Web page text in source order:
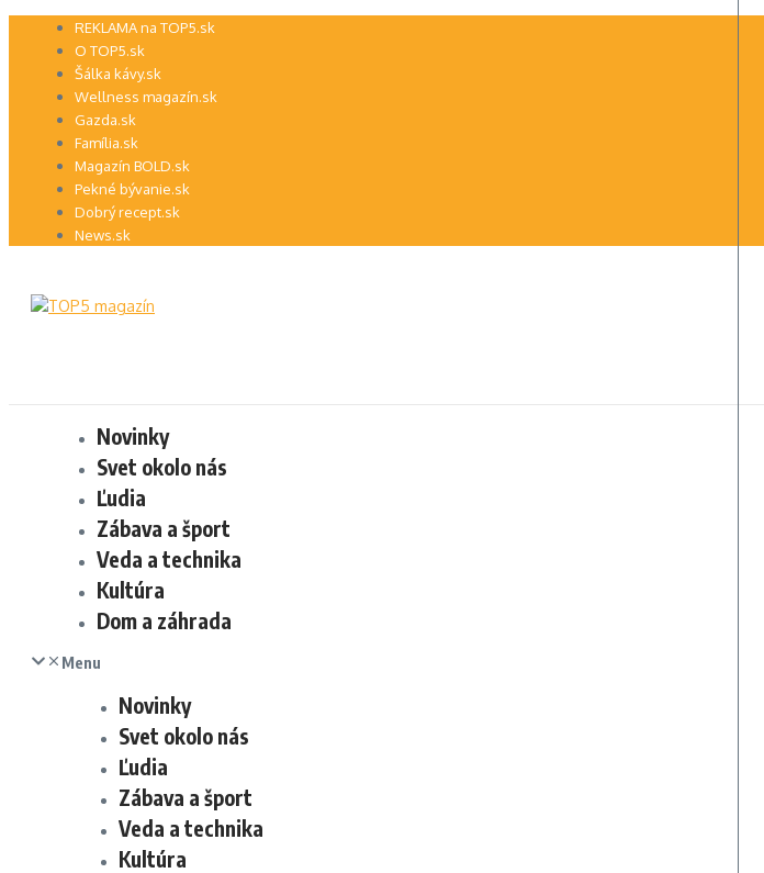
Preskočiť REKLAMA na TOP5.sk
O TOP5.sk
Šálka kávy.sk
Wellness magazín.sk
Gazda.sk
Família.sk
Magazín BOLD.sk
Pekné bývanie.sk
Dobrý recept.sk
News.sk
Novinky
Svet okolo nás
Ľudia
Zábava a šport
Veda a technika
Kultúra
Dom a záhrada
Menu
Novinky
Svet okolo nás
Ľudia
Zábava a šport
Veda a technika
Kultúra